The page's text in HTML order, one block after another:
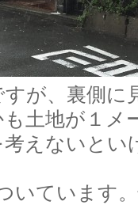
が、裏側に
土地が１メ
えないとい
いています